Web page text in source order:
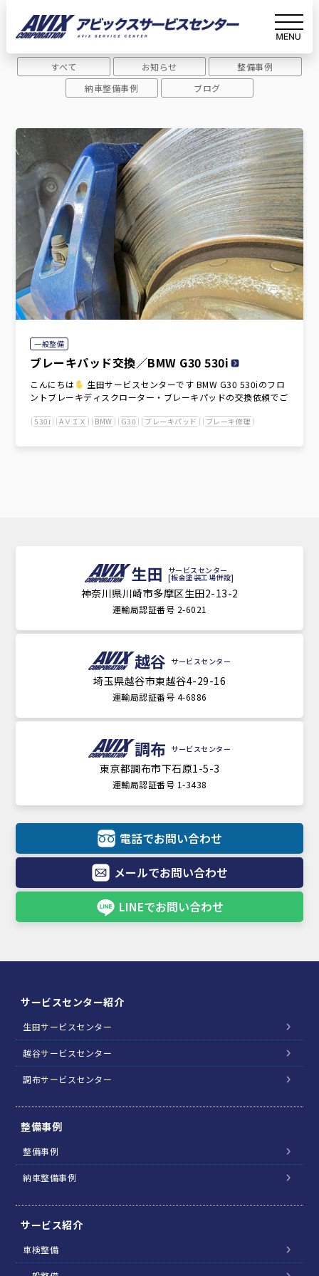
アーカイブ
Archive
ホーム 530i
すべて お知らせ
整備事例
納車整備事例
ブログ
一般整備
ブレーキパッド交換／BMW G30 530i
こんにちは
ントブレーキディスクローター・ブレーキパッドの交換依頼でご
530i AＶＩＸ BMW G30 ブレーキパッド ブレーキ修理
生田 サービスセンター
[板金塗装工場併設]
神奈川県川崎市多摩区生田2-13-2
運輸局認証番号 2-6021
越谷 サービスセンター
埼玉県越谷市東越谷4-29-16
運輸局認証番号 4-6886
調布 サービスセンター
東京都調布市下石原1-5-3
運輸局認証番号 1-3438
電話でお問い合わせ
メールでお問い合わせ
LINEでお問い合わせ
サービスセンター紹介
生田サービスセンター
越谷サービスセンター
調布サービスセンター
整備事例
整備事例
納車整備事例
サービス紹介
車検整備